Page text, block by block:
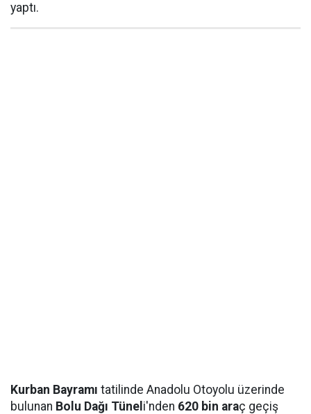
yaptı.
Kurban Bayramı tatilinde Anadolu Otoyolu üzerinde
bulunan Bolu Dağı Tünel i'nden 620 bin araç geçiş